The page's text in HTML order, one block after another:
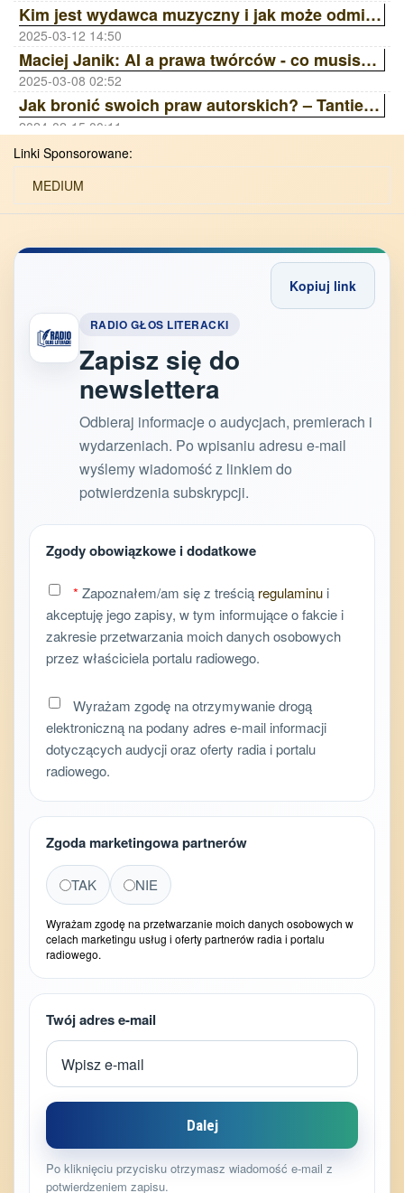
Kim jest wydawca muzyczny i jak może odmienić Twoją karierę? | Ania Laskowska Sony Music Publishing ZAiKS Akademia
2025-03-12 14:50
Maciej Janik: AI a prawa twórców - co musisz wiedzieć? Wywiad z prawnikiem | ZAiKS Akademia
2025-03-08 02:52
Jak bronić swoich praw autorskich? – Tantiemy, Licencje, Ai | ZAiKS Akademia
2024-02-15 00:11
Linki Sponsorowane:
MEDIUM
Kopiuj link
RADIO GŁOS LITERACKI
Zapisz się do
newslettera
Odbieraj informacje o audycjach, premierach i
wydarzeniach. Po wpisaniu adresu e-mail
wyślemy wiadomość z linkiem do
potwierdzenia subskrypcji.
Zgody obowiązkowe i dodatkowe
* Zapoznałem/am się z treścią regulaminu i
akceptuję jego zapisy, w tym informujące o fakcie i
zakresie przetwarzania moich danych osobowych
przez właściciela portalu radiowego.
Wyrażam zgodę na otrzymywanie drogą
elektroniczną na podany adres e-mail informacji
dotyczących audycji oraz oferty radia i portalu
radiowego.
Zgoda marketingowa partnerów
TAK NIE
Wyrażam zgodę na przetwarzanie moich danych osobowych w
celach marketingu usług i oferty partnerów radia i portalu
radiowego.
Twój adres e-mail
Dalej
Po kliknięciu przycisku otrzymasz wiadomość e-mail z
potwierdzeniem zapisu.